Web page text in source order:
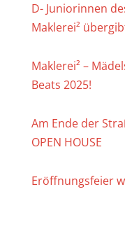
D- Juniorinnen
Maklerei²
Maklerei² –
Beats 2025!
Am Ende der
OPEN HOUSE
Eröffnungsfeier